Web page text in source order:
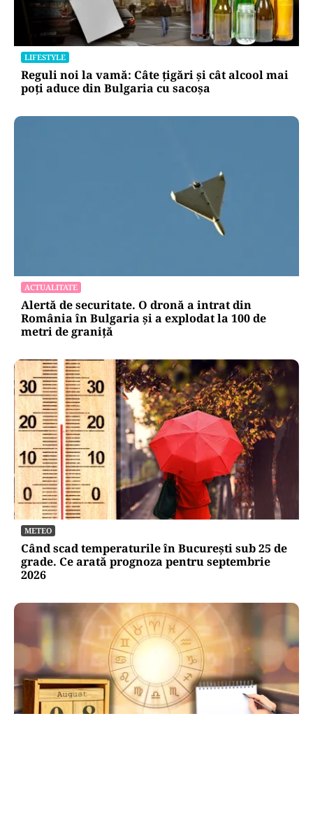
LIFESTYLE
Reguli noi la vamă: Câte țigări și cât alcool mai
poți aduce din Bulgaria cu sacoșa
ACTUALITATE
Alertă de securitate. O dronă a intrat din
România în Bulgaria şi a explodat la 100 de
metri de graniţă
METEO
Când scad temperaturile în București sub 25 de
grade. Ce arată prognoza pentru septembrie
2026